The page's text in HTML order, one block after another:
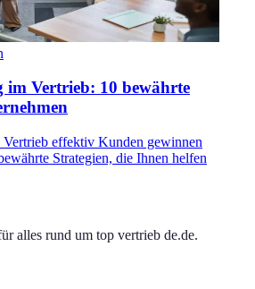
im Vertrieb: 10 bewährte
effektiv Kunden gewinnen
Strategien, die Ihnen helfen
alles rund um top vertrieb de.de.